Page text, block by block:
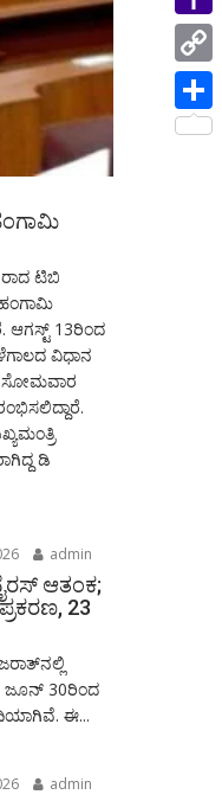
ಟಿಬಿ
ಆಗಸ್ಟ್ 13ರಿಂದ
ವಿಧಾನ
ಸೋಮವಾರ
ಡಿ
admin
ಆತಂಕ;
23
ಜೂನ್ 30ರಿಂದ
ಈ...
admin
p
a
m
n
g
e
ii
n
e
s
s
a
Y
a
h
C
o
S